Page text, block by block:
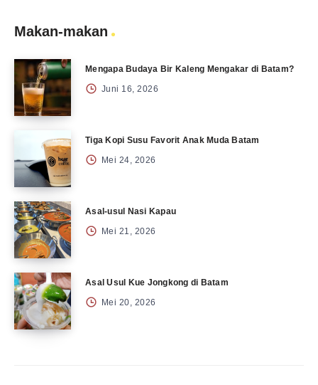
Makan-makan
Mengapa Budaya Bir Kaleng Mengakar di Batam?
Juni 16, 2026
Tiga Kopi Susu Favorit Anak Muda Batam
Mei 24, 2026
Asal-usul Nasi Kapau
Mei 21, 2026
Asal Usul Kue Jongkong di Batam
Mei 20, 2026